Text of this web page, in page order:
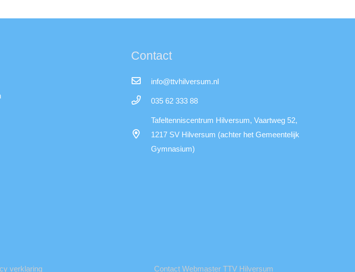
Contact
info@ttvhilversum.nl
035 62 333 88
Tafeltenniscentrum Hilversum, Vaartweg 52,
1217 SV Hilversum (achter het Gemeentelijk
Gymnasium)
verklaring Contact Webmaster TTV Hilversum